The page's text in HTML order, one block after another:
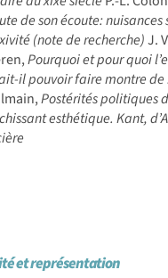
de son écoute: nuisances
(note de recherche)J.
Pourquoi et pour quoi
il pouvoir faire montre de
Postérités politiques
esthétique. Kant,
et représentation